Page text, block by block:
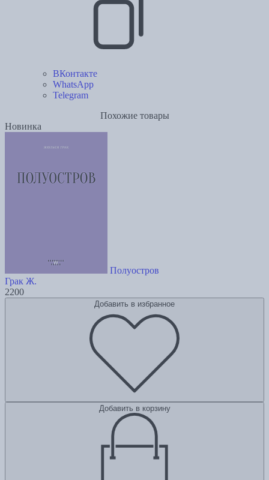
ВКонтакте
WhatsApp
Telegram
Похожие товары
Новинка
Полуостров
Грак Ж.
2200
Добавить в избранное
Добавить в корзину